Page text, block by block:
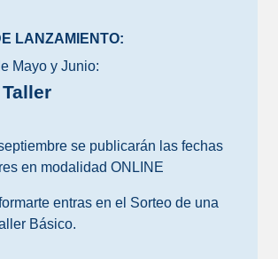
LANZAMIENTO:
Mayo y Junio:
se publicarán las fechas
en modalidad ONLINE
entras en el Sorteo de una
Básico.